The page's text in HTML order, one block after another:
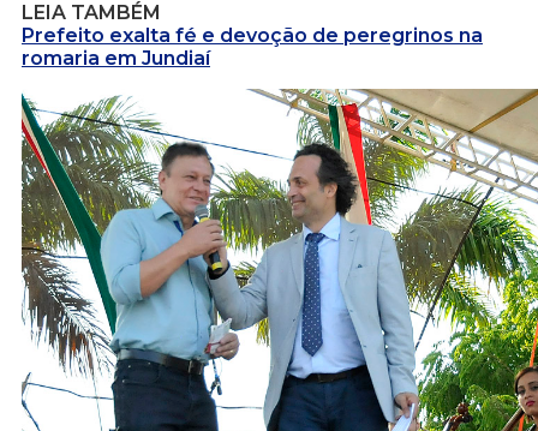
LEIA TAMBÉM
Prefeito exalta fé e devoção de peregrinos na
romaria em Jundiaí